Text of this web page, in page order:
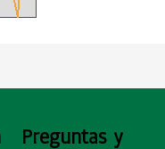
Preguntas y